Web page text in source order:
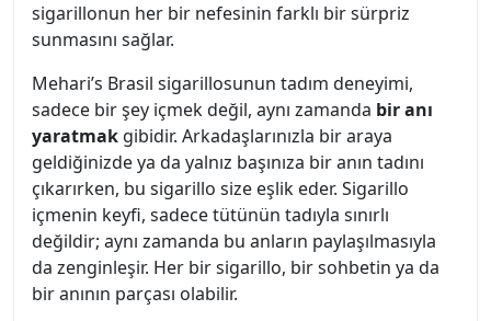
sigarillonun her bir nefesinin farklı bir sürpriz
sunmasını sağlar.
Mehari’s Brasil sigarillosunun tadım deneyimi,
sadece bir şey içmek değil, aynı zamanda bir anı
yaratmak gibidir. Arkadaşlarınızla bir araya
geldiğinizde ya da yalnız başınıza bir anın tadını
çıkarırken, bu sigarillo size eşlik eder. Sigarillo
içmenin keyfi, sadece tütünün tadıyla sınırlı
değildir; aynı zamanda bu anların paylaşılmasıyla
da zenginleşir. Her bir sigarillo, bir sohbetin ya da
bir anının parçası olabilir.